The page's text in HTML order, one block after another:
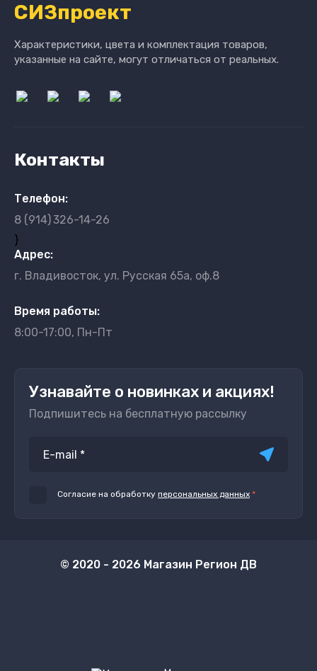
СИЗпроект
Характеристики, цвета и комплектация товаров,
указанные на сайте, могут отличаться от реальных.
Контакты
Телефон:
8 (914)326-14-26
}
Адрес:
г. Владивосток, ул. Русская 65а, оф.8
Время работы:
8:00-17:00, Пн-Пт
Узнавайте о новинках и акциях!
Подпишитесь на бесплатную рассылку
Согласие на обработку персональных данных *
© 2020 - 2026 Магазин Регион ДВ